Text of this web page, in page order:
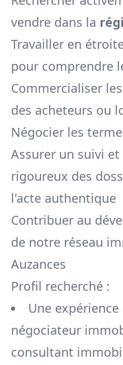
vendre dans la
Travailler en
pour comprendre
Commercialiser
des acheteurs ou
Négocier les
Assurer un suivi
rigoureux des
l'acte authentique
Contribuer au
de notre réseau
Auzances
Profil recherché :
Une
négociateur
consultant